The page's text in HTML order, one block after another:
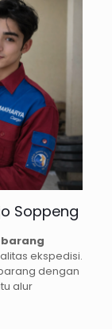
Soppeng
barang
ekspedisi.
dengan
alur